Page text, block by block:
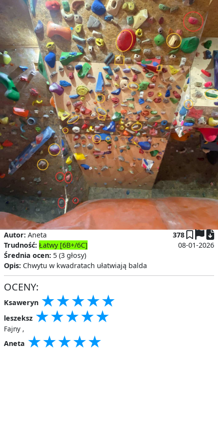
Autor: Aneta
Trudność: Łatwy [6B+/6C]
Średnia ocen: 5 (3 głosy)
378
08-01-2026
Opis: Chwytu w kwadratach ułatwiają balda
OCENY:
Ksaweryn ★
★★
★★★
★★★★
★★★★★
leszeksz ★
★★
★★★
★★★★
★★★★★
Fajny ,
Aneta ★
★★
★★★
★★★★
★★★★★